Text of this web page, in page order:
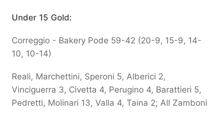
Under 15 Gold:
Correggio - Bakery Pode 59-42 (20-9, 15-9, 14-
10, 10-14)
Reali, Marchettini, Speroni 5, Alberici 2,
Vinciguerra 3, Civetta 4, Perugino 4, Barattieri 5,
Pedretti, Molinari 13, Valla 4, Taina 2; All Zamboni